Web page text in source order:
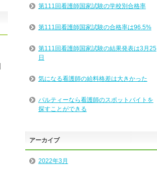
第111回看護師国家試験の学校別合格率
第111回看護師国家試験の合格率は96.5%
第111回看護師国家試験の結果発表は3月25
日
気になる看護師の給料格差は大きかった
パルティーなら看護師のスポットバイトを
探すことができる
アーカイブ
2022年3月